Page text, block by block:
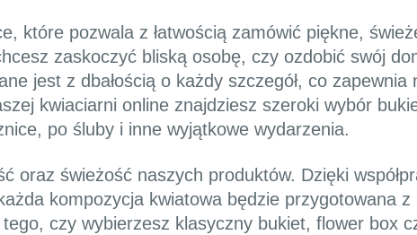
które pozwala z łatwością zamówić piękne,
zaskoczyć bliską osobę, czy ozdobić swój
jest z dbałością o każdy szczegół, co
kwiaciarni online znajdziesz szeroki wybór
po śluby i inne wyjątkowe wydarzenia.
oraz świeżość naszych produktów. Dzięki
kompozycja kwiatowa będzie przygotowana z
czy wybierzesz klasyczny bukiet, flower box